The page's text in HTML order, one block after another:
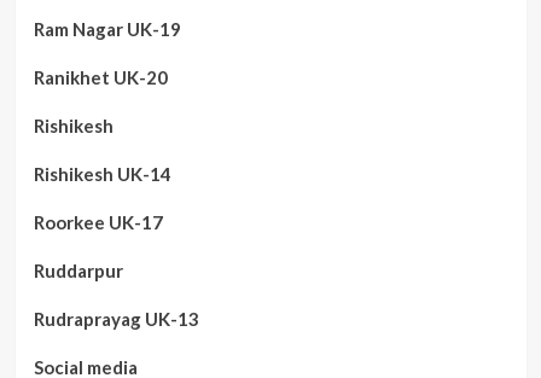
Ram Nagar UK-19
Ranikhet UK-20
Rishikesh
Rishikesh UK-14
Roorkee UK-17
Ruddarpur
Rudraprayag UK-13
Social media